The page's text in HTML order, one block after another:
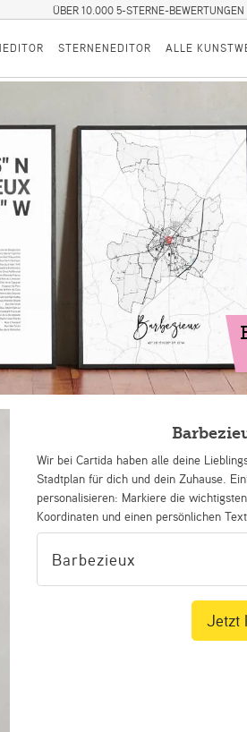
ÜBER 10.000 5-STERNE-BEWERTUNGEN
STERNENEDITOR ALLE
Wir bei Cartida haben alle deine
Stadtplan für dich und dein Zuhause.
personalisieren: Markiere die
Koordinaten und einen persönlichen
Jetzt